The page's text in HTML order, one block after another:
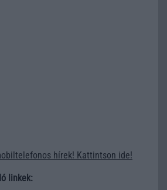
hírek! Kattintson ide!
linkek: